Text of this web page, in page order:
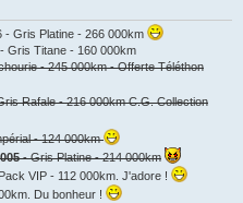
- Gris Platine - 266 000km
Gris Titane - 160 000km
- 245 000km - Offerte Téléthon
Rafale - 216 000km C.G. Collection
- 124 000km
- Gris Platine - 214 000km
VIP - 112 000km. J'adore !
Du bonheur !